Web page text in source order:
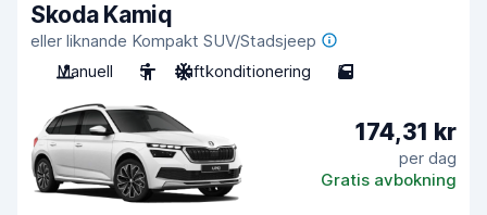
Skoda Kamiq
eller liknande Kompakt SUV/Stadsjeep
Manuell
5 Luftkonditionering 5
174,31 kr
per dag
Gratis avbokning